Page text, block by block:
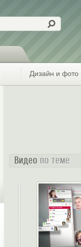
Дизайн и фото
Видео по теме